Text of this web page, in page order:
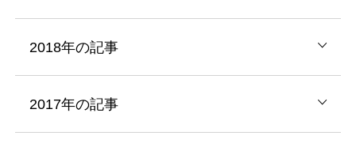
2018年の記事
2017年の記事